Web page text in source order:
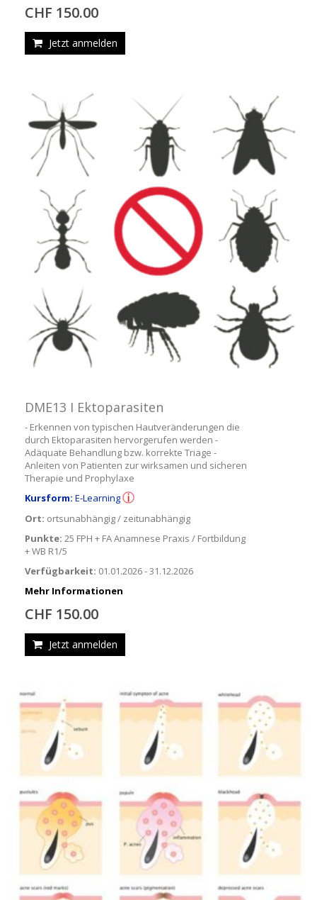
CHF 150.00
Jetzt anmelden
DME13 I Ektoparasiten
- Erkennen von typischen Hautveränderungen die
durch Ektoparasiten hervorgerufen werden -
Adäquate Behandlung bzw. korrekte Triage -
Anleiten von Patienten zur wirksamen und sicheren
Therapie und Prophylaxe
Kursform: E-Learning
Ort: ortsunabhängig / zeitunabhängig
Punkte: 25 FPH + FA Anamnese Praxis / Fortbildung
+ WB R1/5
Verfügbarkeit: 01.01.2026 - 31.12.2026
Mehr Informationen
CHF 150.00
Jetzt anmelden